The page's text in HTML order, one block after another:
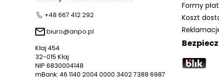
+48 667 412 292
biuro@anpo.pl
Kłaj 454
32-015 Kłaj
NIP 6830004148
mBank: 46 1140 2004 0000 3402 7388 6987
Formy
Koszt